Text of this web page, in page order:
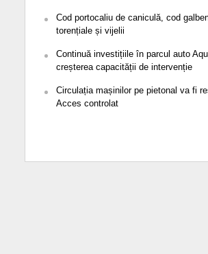
Cod portocaliu de caniculă, cod
torențiale și vijelii
Continuă investițiile în parcul auto
creșterea capacității de intervenție
Circulația mașinilor pe pietonal va fi
Acces controlat